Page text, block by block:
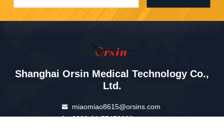
Shanghai Orsin Medical Technology Co.,
Ltd.
miaomiao8615@orsins.com
0086-21-57450666